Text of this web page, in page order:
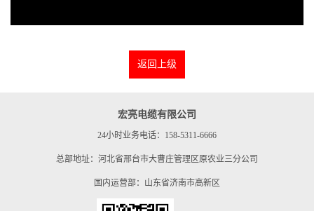
返回上级
宏亮电缆有限公司
24小时业务电话：158-5311-6666
总部地址：河北省邢台市大曹庄管理区原农业三分公司
国内运营部：山东省济南市高新区